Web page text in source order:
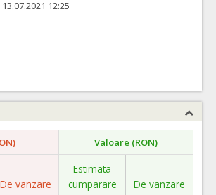
13.07.2021 12:25
Valoare (RON)
De vanzare
Estimata
cumparare
De vanzare